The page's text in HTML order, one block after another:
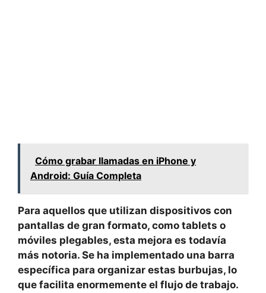
Cómo grabar llamadas en iPhone y
Android: Guía Completa
Para aquellos que utilizan dispositivos con
pantallas de gran formato, como tablets o
móviles plegables, esta mejora es todavía
más notoria. Se ha implementado una barra
específica para organizar estas burbujas, lo
que facilita enormemente el flujo de trabajo.